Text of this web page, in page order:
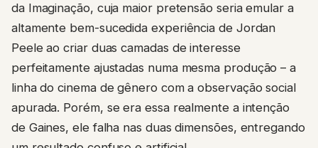
altamente bem-sucedida experiência de Jordan
Peele ao criar duas camadas de interesse
perfeitamente ajustadas numa mesma produção – a
linha do cinema de gênero com a observação social
apurada. Porém, se era essa realmente a intenção
de Gaines, ele falha nas duas dimensões, entregando
um resultado confuso e artificial.